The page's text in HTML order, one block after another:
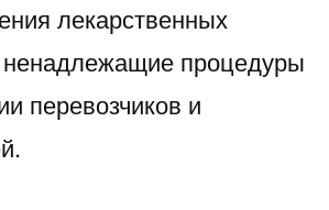
лекарственных
ненадлежащие процедуры
перевозчиков и